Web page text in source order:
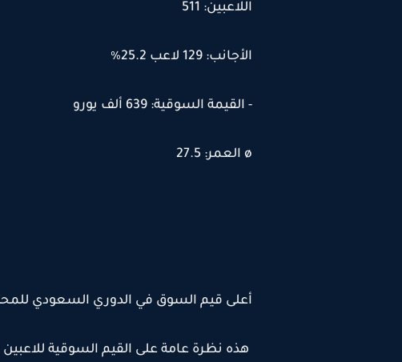
اللاعبين: 511
الأجانب: 129 لاعب 25.2٪
- القيمة السوقية: 639 ألف يورو
ø العمر: 27.5
أعلى قيم السوق في الدوري السعودي
هذه نظرة عامة على القيم السوقية